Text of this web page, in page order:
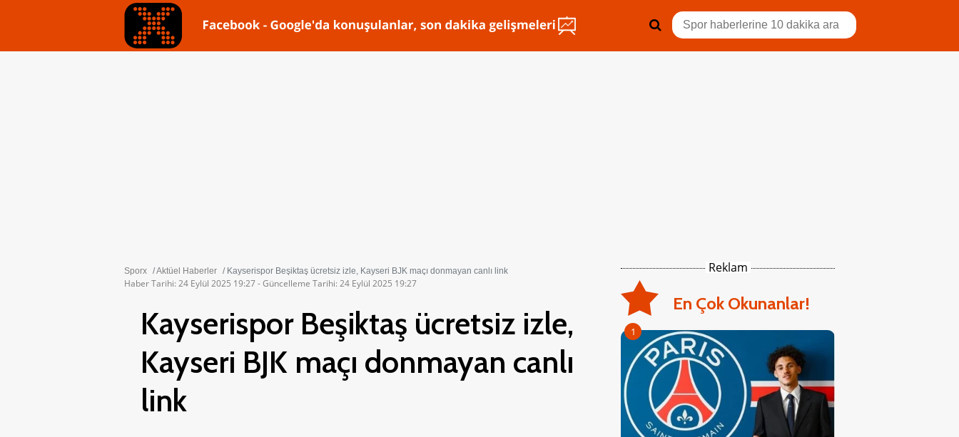
Sporx Aktüel Haberler Kayserispor Beşiktaş ücretsiz izle, Kayseri BJK maçı donmayan canlı link
Haber Tarihi: 24 Eylül 2025 19:27 - Güncelleme Tarihi: 24 Eylül 2025 19:27
Kayserispor Beşiktaş ücretsiz izle,
Kayseri BJK maçı donmayan canlı
link
Reklam
En Çok Okunanlar!
1